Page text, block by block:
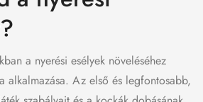
a nyerési esélyek növeléséhez
alkalmazása. Az első és legfontosabb,